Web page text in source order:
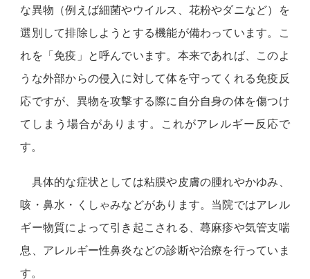
な異物（例えば細菌やウイルス、花粉やダニなど）を
選別して排除しようとする機能が備わっています。こ
れを「免疫」と呼んでいます。本来であれば、このよ
うな外部からの侵入に対して体を守ってくれる免疫反
応ですが、異物を攻撃する際に自分自身の体を傷つけ
てしまう場合があります。これがアレルギー反応で
す。
具体的な症状としては粘膜や皮膚の腫れやかゆみ、
咳・鼻水・くしゃみなどがあります。当院ではアレル
ギー物質によって引き起こされる、蕁麻疹や気管支喘
息、アレルギー性鼻炎などの診断や治療を行っていま
す。